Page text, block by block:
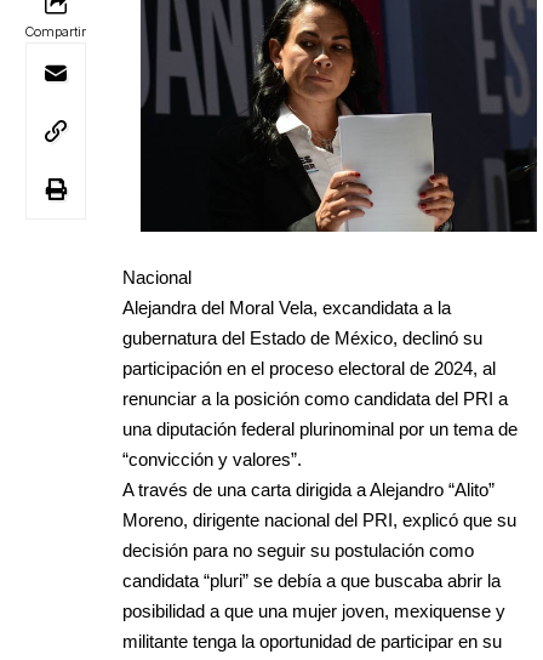
Compartir
Nacional
Alejandra del Moral Vela, excandidata a la
gubernatura del Estado de México, declinó su
participación en el proceso electoral de 2024, al
renunciar a la posición como candidata del PRI a
una diputación federal plurinominal por un tema de
“convicción y valores”.
A través de una carta dirigida a Alejandro “Alito”
Moreno, dirigente nacional del PRI, explicó que su
decisión para no seguir su postulación como
candidata “pluri” se debía a que buscaba abrir la
posibilidad a que una mujer joven, mexiquense y
militante tenga la oportunidad de participar en su